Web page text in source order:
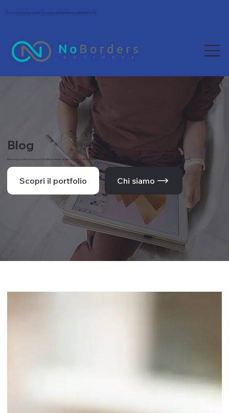
Agenzia Wix Partner in Italia. Tra le più scelte da freelance e PMI. Rating 5/5.
Blog
Benvenuto nella nostra sezione Blog e News, dove condividiamo le ultime novità, tendenze e approfondimenti dal mondo del web e della comunicazione.
Scopri il portfolio Chi siamo